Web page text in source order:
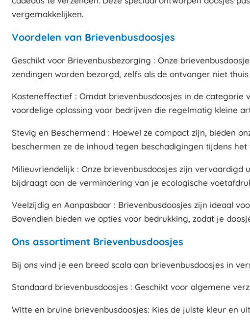
vergemakkelijken.
Voordelen van Brievenbusdoosjes
Geschikt voor Brievenbusbezorging : Onze
zendingen worden bezorgd, zelfs als de ontvanger niet
Kosteneffectief : Omdat brievenbusdoosjes in de categorie
voordelige oplossing voor bedrijven die regelmatig kleine
Stevig en Beschermend : Hoewel ze compact zijn, bieden
beschermen ze de inhoud tegen beschadigingen tijdens
Milieuvriendelijk : Onze brievenbusdoosjes zijn
bijdraagt aan de vermindering van je ecologische
Veelzijdig en Aanpasbaar : Brievenbusdoosjes zijn ideaal
Bovendien bieden we opties voor bedrukking, zodat je
Ons assortiment Brievenbusdoosjes
Bij ons vind je een breed scala aan brievenbusdoosjes in
Standaard brievenbusdoosjes : Geschikt voor algemene
Witte en bruine brievenbusdoosjes: Kies de juiste kleur en